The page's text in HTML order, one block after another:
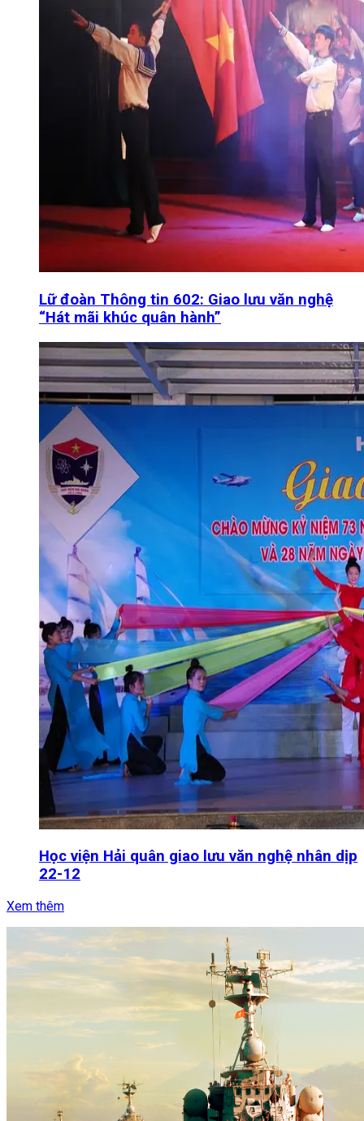
Lữ đoàn Thông tin 602: Giao lưu văn nghệ
“Hát mãi khúc quân hành”
Học viện Hải quân giao lưu văn nghệ nhân dịp
22-12
Xem thêm